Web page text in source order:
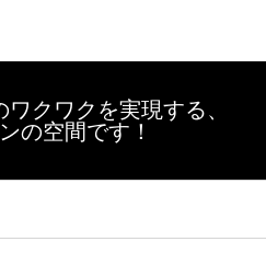
クワクを実現する、
の空間です！